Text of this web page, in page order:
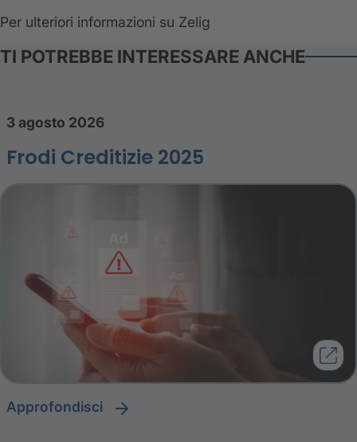
Per ulteriori informazioni su Zelig
TI POTREBBE INTERESSARE ANCHE
3 agosto 2026
Frodi Creditizie 2025
approfondisci